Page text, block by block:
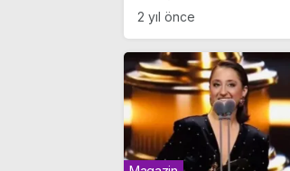
Oppenheimer geceye
damga vurdu!
2 yıl önce